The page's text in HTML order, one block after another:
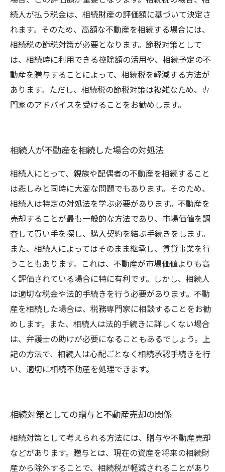
続人が払う税金は、相続財産の評価額に基づいて決定さ
れます。そのため、高額な不動産を相続する場合には、
相続税の節税対策が必要となります。節税対策として
は、相続時に利用できる控除額の活用や、相続予定の不
動産を贈与することによって、相続税を軽減する方法が
あります。ただし、相続税の節税対策は複雑なため、専
門家のアドバイスを受けることをお勧めします。
相続人が不動産を相続した場合の対処法
相続人にとって、親族や配偶者の不動産を相続すること
は悲しみと同時に大変な問題でもあります。そのため、
相続人は特定の対処法を学ぶ必要があります。不動産を
売却することが最も一般的な方法であり、市場価値を調
査して買い手を探し、購入契約を結ぶ手続きをします。
また、相続人によってはそのまま継承し、賃貸事業を行
うこともあります。これは、不動産が市場価値よりも高
く評価されている場合に特に有利です。しかし、相続人
は適切な税金や法的手続きを行う必要があります。不動
産を相続した場合は、税務専門家に相談することをお勧
めします。また、相続人は法的手続きに詳しくない場合
は、弁護士の助けが必要になることもあるでしょう。上
記の方法で、相続人は心配ごとなく相続承認手続きを行
い、適切に相続不動産を処理できます。
相続対策としての贈与と不動産売却の関係
相続対策として考えられる方法には、贈与や不動産売却
などがあります。贈与とは、現在の資産を将来の相続財
産から除外することで、相続税が軽減されることがあり